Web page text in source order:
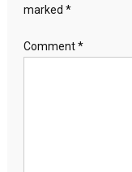
marked *
Comment*